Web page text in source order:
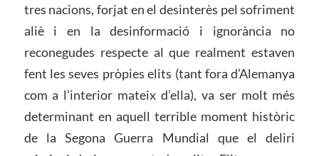
tres nacions, forjat en el desinterès pel sofriment
aliè i en la desinformació i ignorància no
reconegudes respecte al que realment estaven
fent les seves pròpies elits (tant fora d’Alemanya
com a l’interior mateix d’ella), va ser molt més
determinant en aquell terrible moment històric
de la Segona Guerra Mundial que el deliri